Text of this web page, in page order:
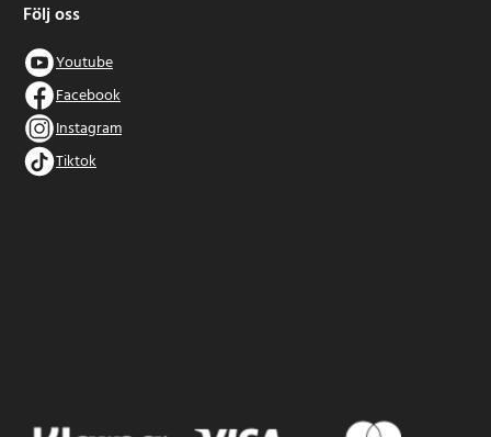
Följ oss
Youtube
Facebook
Instagram
Tiktok